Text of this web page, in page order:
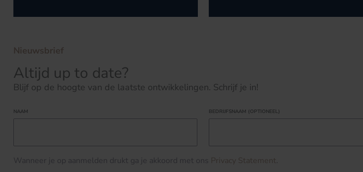
Nieuwsbrief
Altijd up to date?
Blijf op de hoogte van de laatste ontwikkelingen. Schrijf je in!
NAAM BEDRIJFSNAAM (OPTIONEEL)
Wanneer je op aanmelden drukt ga je akkoord met ons Privacy Statement.